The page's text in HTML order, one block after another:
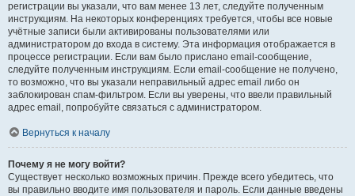
регистрации вы указали, что вам менее 13 лет, следуйте полученным
инструкциям. На некоторых конференциях требуется, чтобы все новые
учётные записи были активированы пользователями или
администратором до входа в систему. Эта информация отображается в
процессе регистрации. Если вам было прислано email-сообщение,
следуйте полученным инструкциям. Если email-сообщение не получено,
то возможно, что вы указали неправильный адрес email либо он
заблокирован спам-фильтром. Если вы уверены, что ввели правильный
адрес email, попробуйте связаться с администратором.
Вернуться к началу
Почему я не могу войти?
Существует несколько возможных причин. Прежде всего убедитесь, что
вы правильно вводите имя пользователя и пароль. Если данные введены